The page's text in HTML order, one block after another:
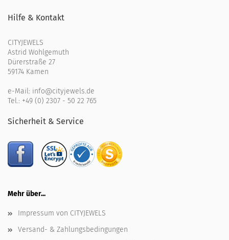
Hilfe & Kontakt
CITYJEWELS
Astrid Wohlgemuth
Dürerstraße 27
59174 Kamen
e-Mail: info@cityjewels.de
Tel.: +49 (0) 2307 - 50 22 765
Sicherheit & Service
Mehr über...
Impressum von CITYJEWELS
Versand- & Zahlungsbedingungen